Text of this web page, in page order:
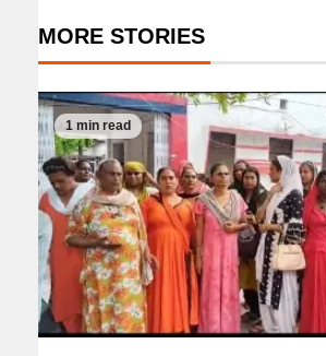
MORE STORIES
1 min read